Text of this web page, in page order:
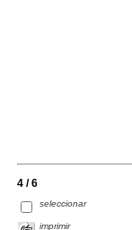
4 / 6
seleccionar
imprimir